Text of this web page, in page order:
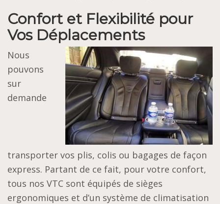
Confort et Flexibilité pour
Vos Déplacements
Nous
pouvons
sur
demande
transporter vos plis, colis ou bagages de façon
express. Partant de ce fait, pour votre confort,
tous nos VTC sont équipés de sièges
ergonomiques et d’un système de climatisation